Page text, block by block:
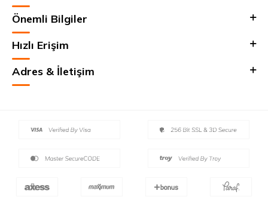
Önemli Bilgiler
Hızlı Erişim
Adres & İletişim